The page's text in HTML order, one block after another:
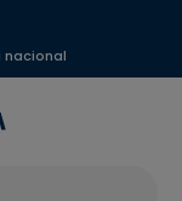
nacional